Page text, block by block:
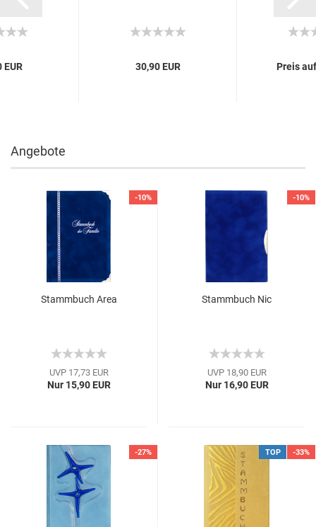
EUR 30,90 EUR Preis
Angebote
-10%
Stammbuch Area
UVP 17,73 EUR
Nur 15,90 EUR
-10%
Stammbuch Nic
UVP 18,90 EUR
Nur 16,90 EUR
-27% TOP -33%